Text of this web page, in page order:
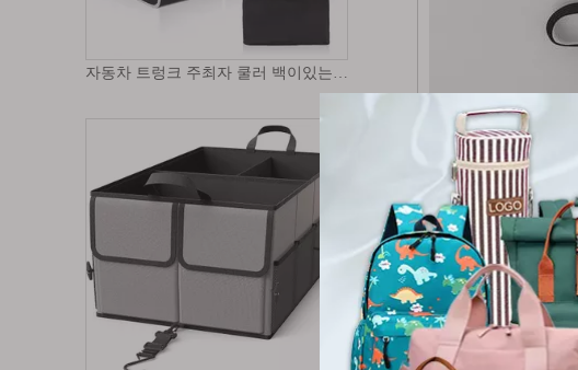
자동차 트렁크 주최자 쿨러 백이있는 자동차 보관소 3 구획 접을 수있는 자동차 트렁크 주최자 보관함